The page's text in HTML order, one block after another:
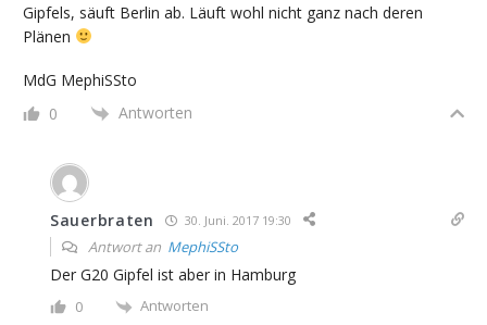
Gipfels, säuft Berlin ab. Läuft wohl nicht ganz nach deren
Plänen
MdG MephiSSto
0
Antworten
Sauerbraten 30. Juni. 2017 19:30
Antwort an MephiSSto
Der G20 Gipfel ist aber in Hamburg
0 Antworten